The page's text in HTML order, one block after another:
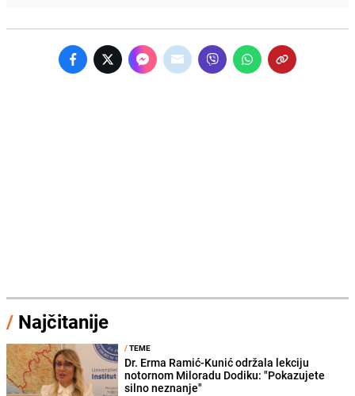
/ Najčitanije
/TEME
Dr. Erma Ramić-Kunić održala lekciju
notornom Miloradu Dodiku: "Pokazujete
silno neznanje"